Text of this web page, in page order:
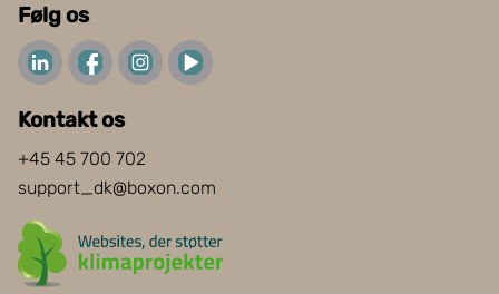
Følg os
Kontakt os
+45 45 700 702
support_dk@boxon.com